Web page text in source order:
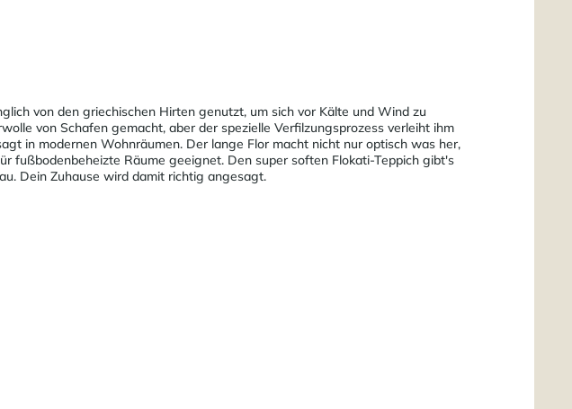
von den griechischen Hirten genutzt, um sich vor Kälte und Wind zu
von Schafen gemacht, aber der spezielle Verfilzungsprozess verleiht ihm
in modernen Wohnräumen. Der lange Flor macht nicht nur optisch was her,
fußbodenbeheizte Räume geeignet. Den super soften Flokati-Teppich gibt's
Dein Zuhause wird damit richtig angesagt.